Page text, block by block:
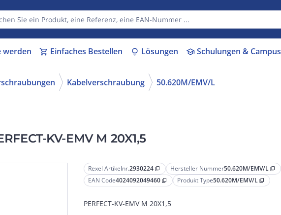
werden shopping_cart Einfaches Bestellen lightbulb Lösungen schoolSchulungen & Campus
Kabelverschraubung 50.620M/EMV/L
KV-EMV M 20X1,5
Rexel Artikelnr.2930224 content_copy Hersteller Nummer50.620M/EMV/L content_copy
EAN Code4024092049460 content_copy Produkt Type50.620M/EMV/L content_copy
PERFECT-KV-EMV M 20X1,5